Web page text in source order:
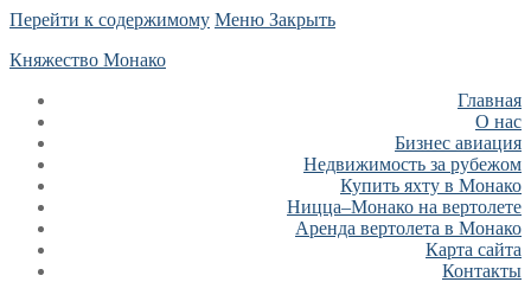
Перейти к содержимому Меню Закрыть
Княжество Монако
Главная
О нас
Бизнес авиация
Недвижимость за рубежом
Купить яхту в Монако
Ницца–Монако на вертолете
Аренда вертолета в Монако
Карта сайта
Контакты